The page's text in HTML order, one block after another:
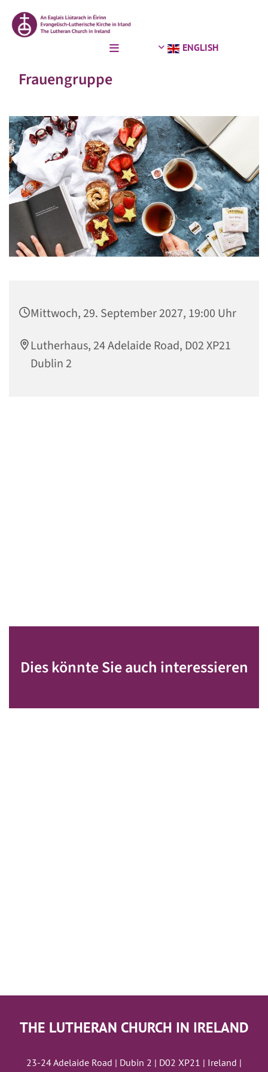
ENGLISH
Frauengruppe
Mittwoch, 29. September 2027, 19:00 Uhr
Lutherhaus, 24 Adelaide Road, D02 XP21
Dublin 2
Dies könnte Sie auch interessieren
THE LUTHERAN CHURCH IN IRELAND
23-24 Adelaide Road | Dubin 2 | D02 XP21 | Ireland |